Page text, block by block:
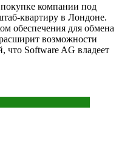
компании под
квартиру в Лондоне.
обеспечения для обмена
возможности
что Software AG владеет